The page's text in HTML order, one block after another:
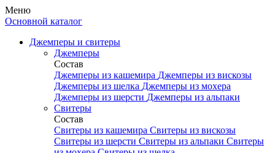
Меню
Основной каталог
Джемперы и свитеры
Джемперы
Состав
Джемперы из кашемира Джемперы из вискозы
Джемперы из шелка Джемперы из мохера
Джемперы из шерсти Джемперы из альпаки
Свитеры
Состав
Свитеры из кашемира Свитеры из вискозы
Свитеры из шерсти Свитеры из альпаки Свитеры